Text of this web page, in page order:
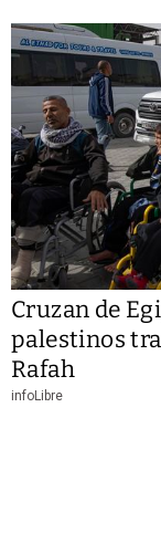
Cruzan de
palestinos
Rafah
infoLibre